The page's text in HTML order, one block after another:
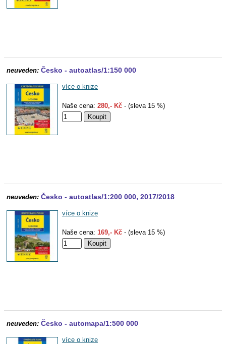
neuveden: Česko - autoatlas/1:150 000
více o knize
Naše cena: 280,- Kč - (sleva 15 %)
neuveden: Česko - autoatlas/1:200 000, 2017/2018
více o knize
Naše cena: 169,- Kč - (sleva 15 %)
neuveden: Česko - automapa/1:500 000
více o knize